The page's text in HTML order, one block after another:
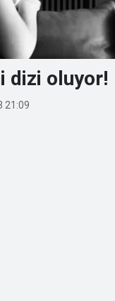
dizi oluyor!
21:09